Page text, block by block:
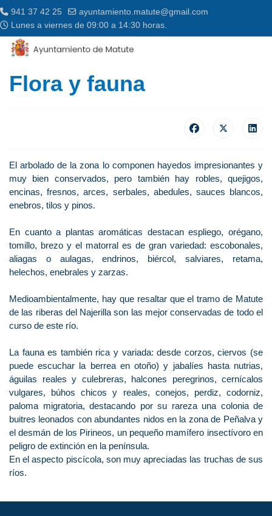
941 37 42 25
ayuntamiento.matute@gmail.com
Lunes a viernes de 09:00 a 14:30 horas.
Flora y fauna
El arbolado de la zona lo componen hayedos impresionantes y
muy bien conservados, pero también hay robles, quejigos,
encinas, fresnos, arces, serbales, abedules, sauces blancos,
enebros, tilos y pinos.
En cuanto a plantas aromáticas destacan espliego, orégano,
tomillo, brezo y el matorral es de gran variedad: escobonales,
aliagas o aulagas, endrinos, biércol, salviares, retama,
helechos, enebrales y zarzas.
Medioambientalmente, hay que resaltar que el tramo de Matute
de las riberas del Najerilla son las mejor conservadas de todo el
curso de este río.
La fauna es también rica y variada: desde corzos, ciervos (se
puede escuchar la berrea en otoño) y jabalíes hasta nutrias,
águilas reales y culebreras, halcones peregrinos, cernícalos
vulgares, búhos chicos y reales, conejos, perdiz, codorniz,
paloma migratoria, destacando por su rareza una colonia de
buitres leonados con abundantes nidos en la zona de Peñalva y
el desmán de los Pirineos, un pequeño mamífero insectívoro en
peligro de extinción en la península.
En el aspecto piscícola, son muy apreciadas las truchas de sus
ríos.